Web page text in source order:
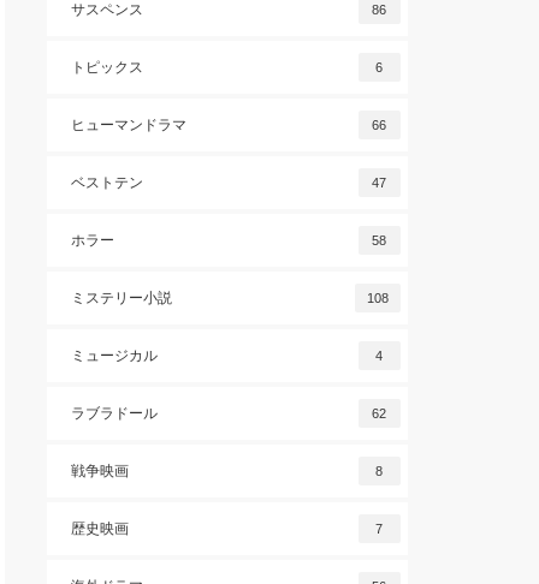
サスペンス 86
トピックス 6
ヒューマンドラマ 66
ベストテン 47
ホラー 58
ミステリー小説 108
ミュージカル 4
ラブラドール 62
戦争映画 8
歴史映画 7